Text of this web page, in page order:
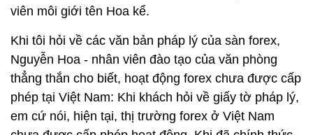
viên môi giới tên Hoa kể.
Khi tôi hỏi về các văn bản pháp lý của sàn forex,
Nguyễn Hoa - nhân viên đào tạo của văn phòng
thẳng thắn cho biết, hoạt động forex chưa được cấp
phép tại Việt Nam: Khi khách hỏi về giấy tờ pháp lý,
em cứ nói, hiện tại, thị trường forex ở Việt Nam